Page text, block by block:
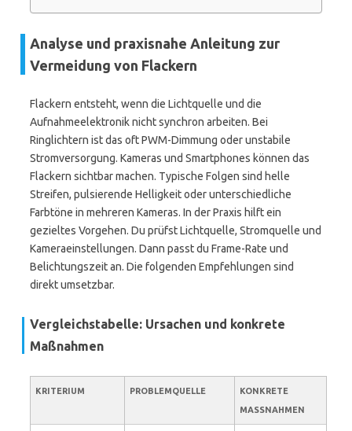
Analyse und praxisnahe Anleitung zur
Vermeidung von Flackern
Flackern entsteht, wenn die Lichtquelle und die
Aufnahmeelektronik nicht synchron arbeiten. Bei
Ringlichtern ist das oft PWM-Dimmung oder unstabile
Stromversorgung. Kameras und Smartphones können das
Flackern sichtbar machen. Typische Folgen sind helle
Streifen, pulsierende Helligkeit oder unterschiedliche
Farbtöne in mehreren Kameras. In der Praxis hilft ein
gezieltes Vorgehen. Du prüfst Lichtquelle, Stromquelle und
Kameraeinstellungen. Dann passt du Frame-Rate und
Belichtungszeit an. Die folgenden Empfehlungen sind
direkt umsetzbar.
Vergleichstabelle: Ursachen und konkrete
Maßnahmen
KRITERIUM PROBLEMQUELLE
KONKRETE
MASSNAHMEN